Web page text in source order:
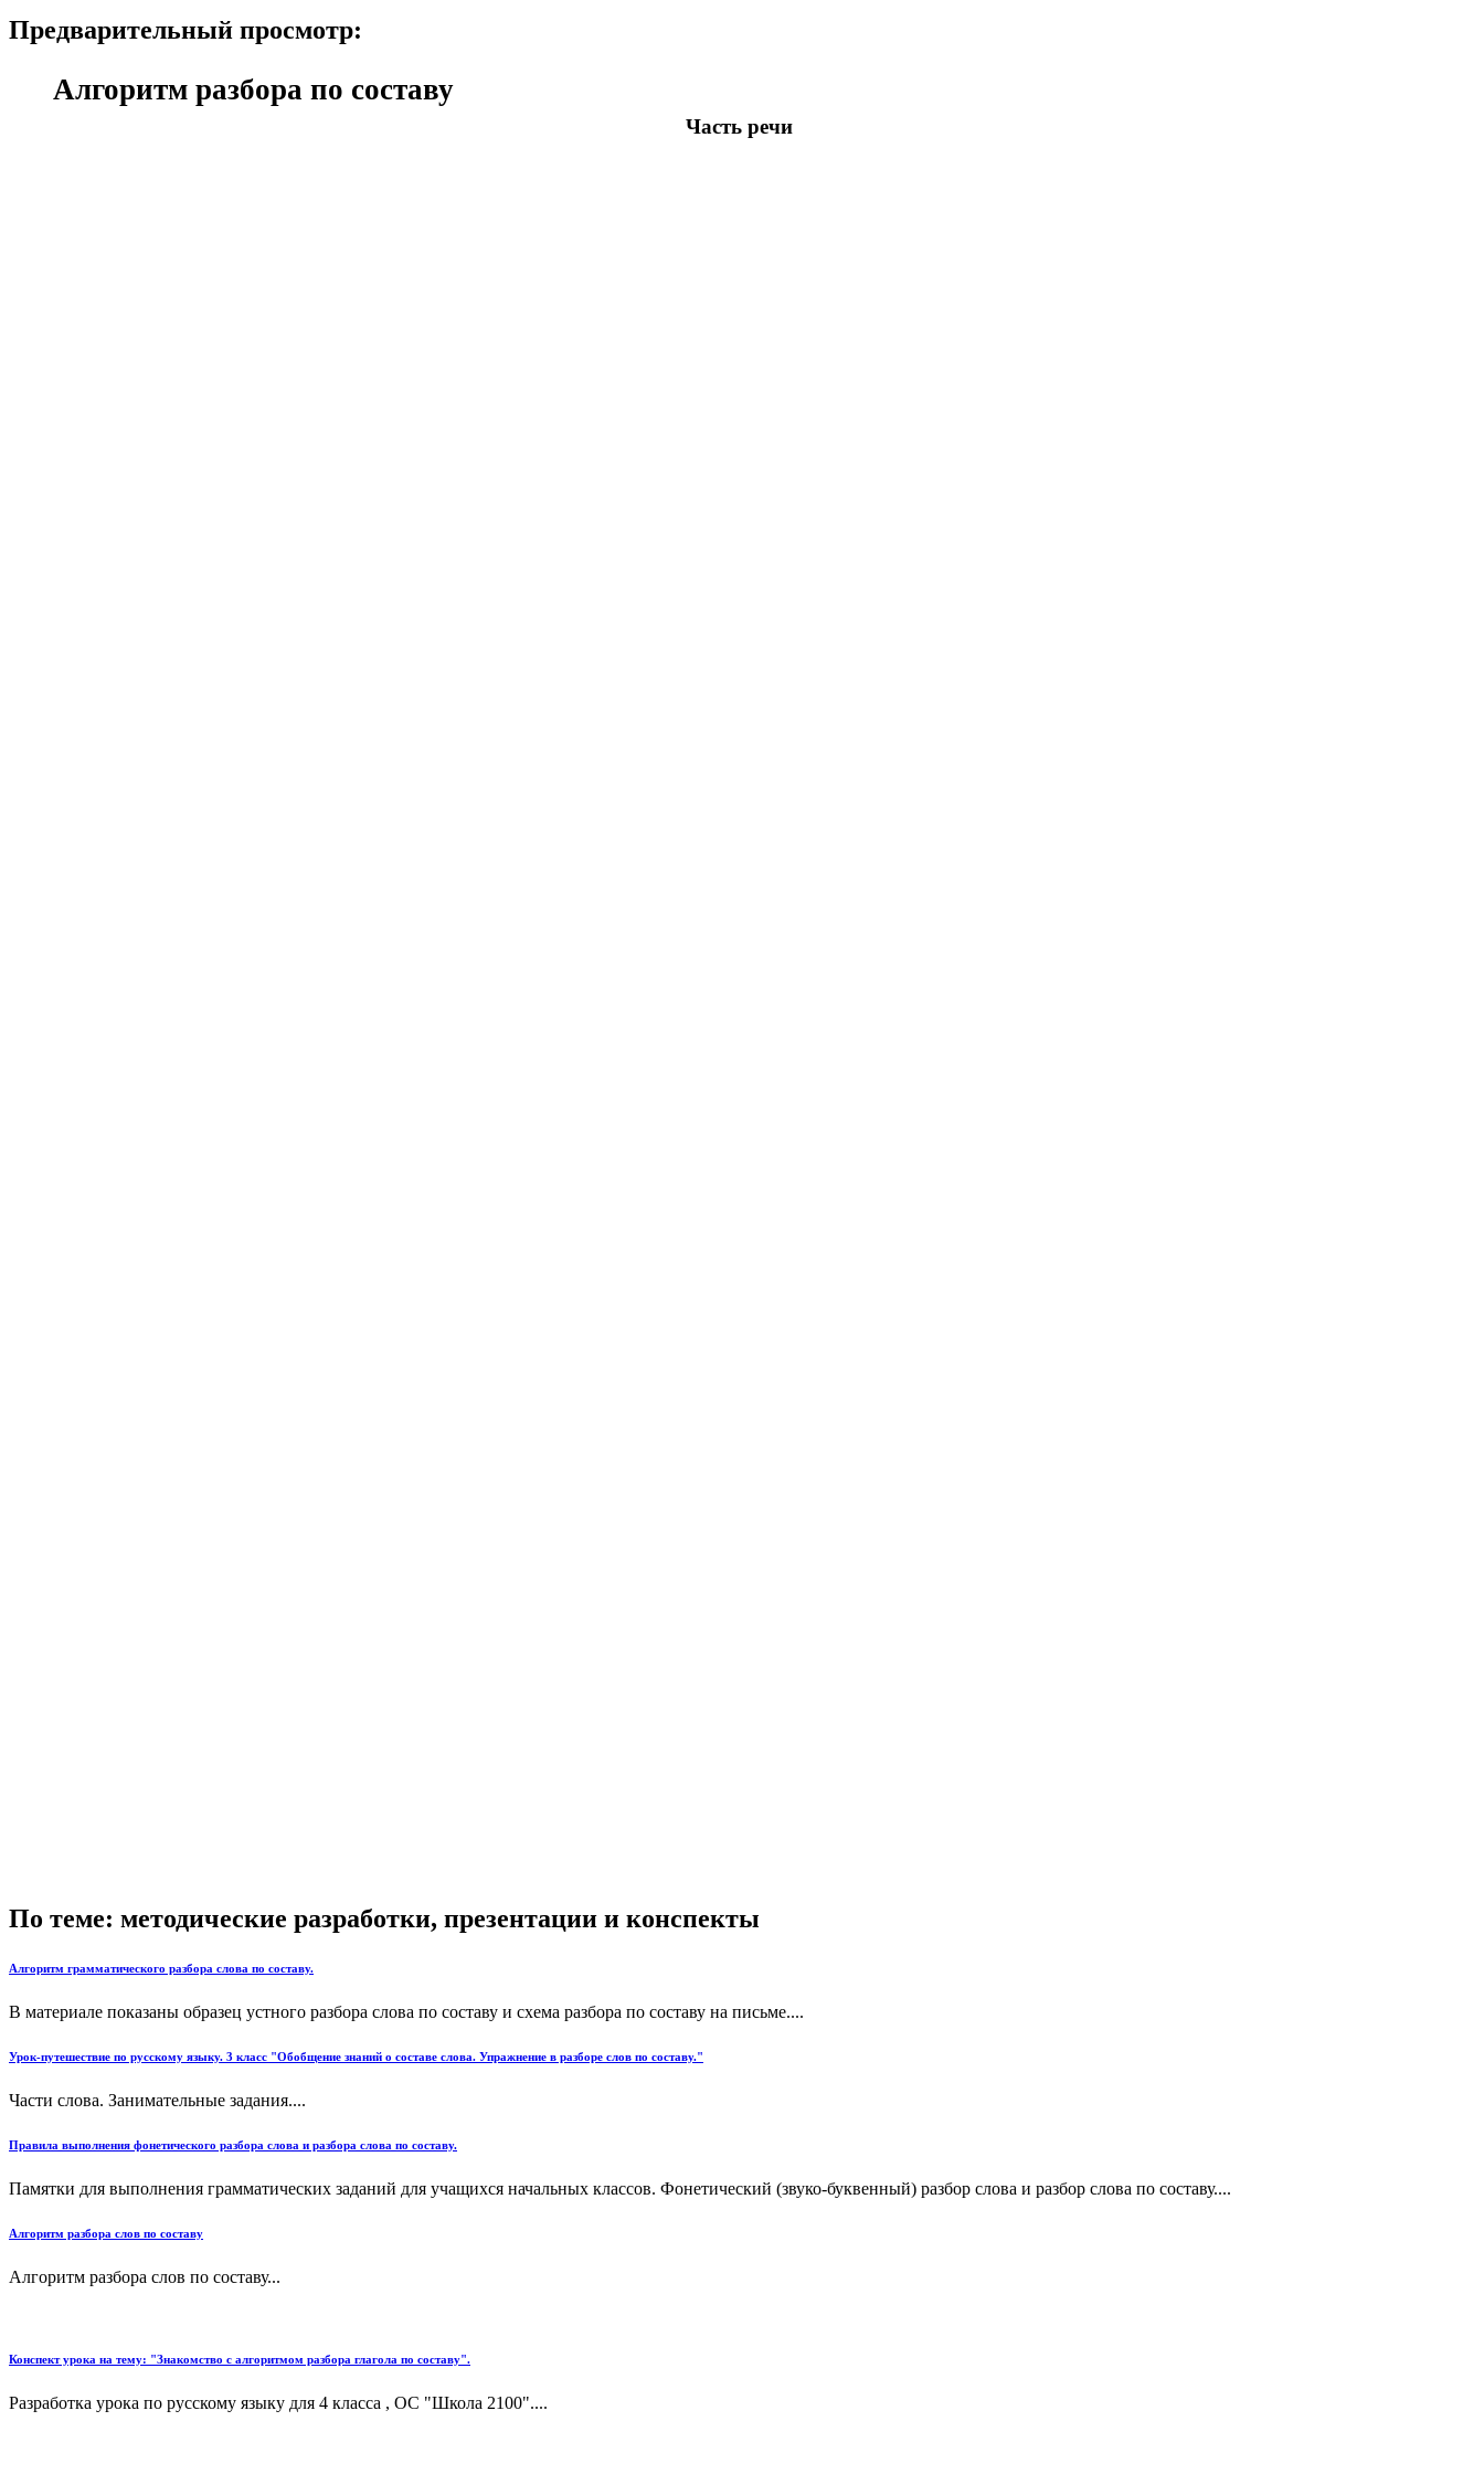
Предварительный просмотр:
Алгоритм разбора по составу
Часть речи
По теме: методические разработки, презентации и конспекты
Алгоритм грамматического разбора слова по составу.
В материале показаны образец устного разбора слова по составу и схема разбора по составу на письме....
Урок-путешествие по русскому языку. 3 класс "Обобщение знаний о составе слова. Упражнение в разборе слов по составу."
Части слова. Занимательные задания....
Правила выполнения фонетического разбора слова и разбора слова по составу.
Памятки для выполнения грамматических заданий для учащихся начальных классов. Фонетический (звуко-буквенный) разбор слова и разбор слова по составу....
Алгоритм разбора слов по составу
Алгоритм разбора слов по составу...
Конспект урока на тему: "Знакомство с алгоритмом разбора глагола по составу".
Разработка урока по русскому языку для 4 класса , ОС "Школа 2100"....